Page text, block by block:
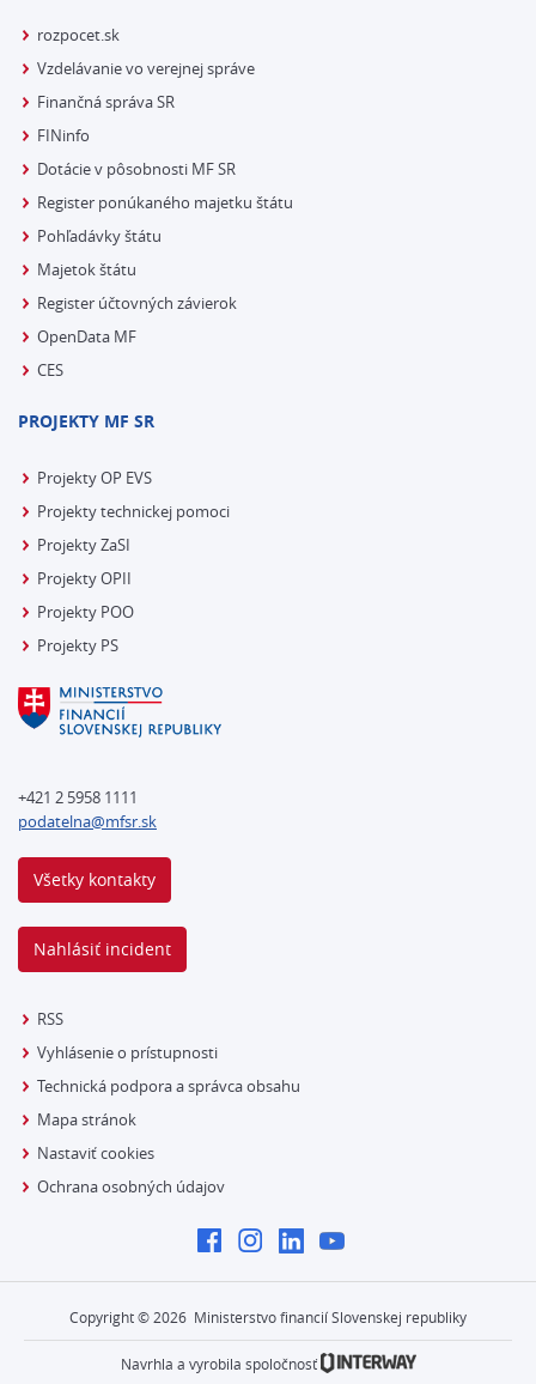
rozpocet.sk
Vzdelávanie vo verejnej správe
Finančná správa SR
FINinfo
Dotácie v pôsobnosti MF SR
Register ponúkaného majetku štátu
Pohľadávky štátu
Majetok štátu
Register účtovných závierok
OpenData MF
CES
PROJEKTY MF SR
Projekty OP EVS
Projekty technickej pomoci
Projekty ZaSI
Projekty OPII
Projekty POO
Projekty PS
+421 2 5958 1111
podatelna@mfsr.sk
Všetky kontakty
Nahlásiť incident
RSS
Vyhlásenie o prístupnosti
Technická podpora a správca obsahu
Mapa stránok
Nastaviť cookies
Ochrana osobných údajov
Copyright © 2026 Ministerstvo financií Slovenskej republiky
Navrhla a vyrobila spoločnosť